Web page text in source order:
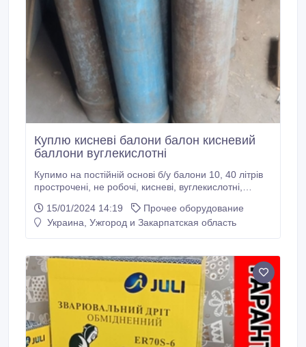
Куплю кисневі балони балон кисневий
баллони вуглекислотні
Купимо на постійній основі б/у балони 10, 40 літрів
прострочені, не робочі, кисневі, вуглекислотні,
закису азоту, тощо. В необмежених кількостях,
Дорого. Розглянемо всі варіанти. Знаходимось в
15/01/2024 14:19
Прочее оборудование
Украина, Ужгород и Закарпатская область